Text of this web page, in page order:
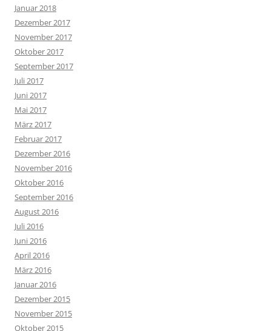
Januar 2018
Dezember 2017
November 2017
Oktober 2017
September 2017
Juli 2017
Juni 2017
Mai 2017
März 2017
Februar 2017
Dezember 2016
November 2016
Oktober 2016
September 2016
August 2016
Juli 2016
Juni 2016
April 2016
März 2016
Januar 2016
Dezember 2015
November 2015
Oktober 2015